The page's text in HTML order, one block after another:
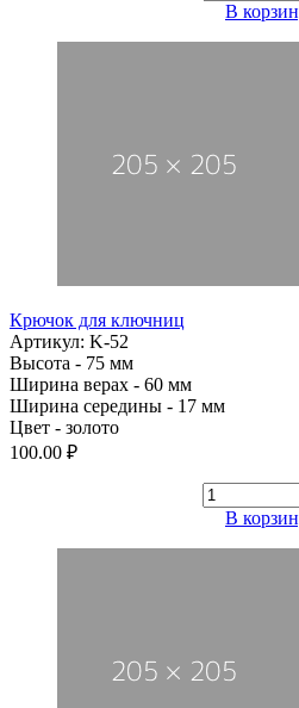
В
Крючок для ключниц
Артикул: K-52
Высота - 75 мм
Ширина верах - 60 мм
Ширина середины - 17 мм
Цвет - золото
100.00 ₽
В